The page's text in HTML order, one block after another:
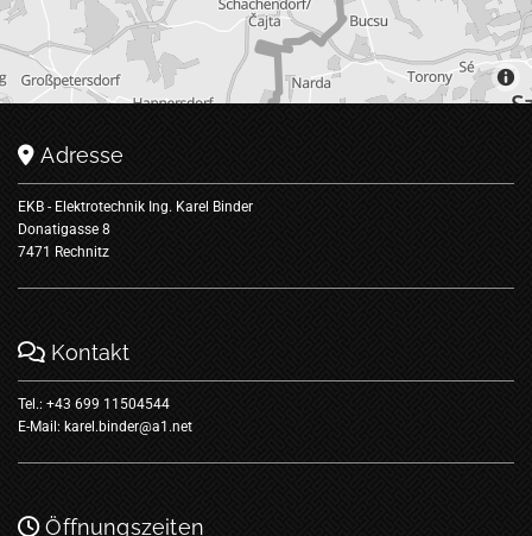
 Adresse
EKB - Elektrotechnik Ing. Karel Binder
Donatigasse 8
7471 Rechnitz
 Kontakt
Tel.: +43 699 11504544
E-Mail: karel.binder@a1.net
Öffnungszeiten